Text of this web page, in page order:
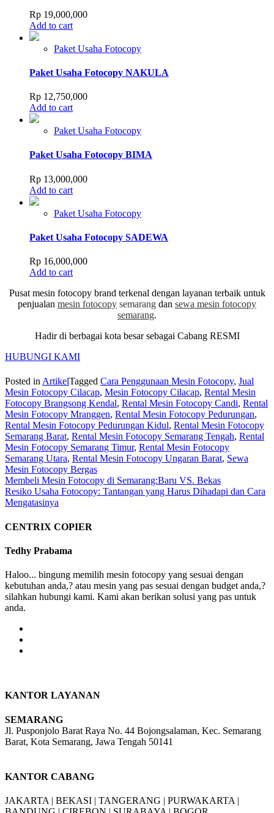
Rp 19,000,000
Add to cart
Paket Usaha Fotocopy
Paket Usaha Fotocopy NAKULA
Rp 12,750,000
Add to cart
Paket Usaha Fotocopy
Paket Usaha Fotocopy BIMA
Rp 13,000,000
Add to cart
Paket Usaha Fotocopy
Paket Usaha Fotocopy SADEWA
Rp 16,000,000
Add to cart
Pusat mesin fotocopy brand terkenal dengan layanan terbaik untuk
penjualan mesin fotocopy semarang dan sewa mesin fotocopy
semarang.
Hadir di berbagai kota besar sebagai Cabang RESMI
HUBUNGI KAMI
Posted in ArtikelTagged Cara Penggunaan Mesin Fotocopy, Jual
Mesin Fotocopy Cilacap, Mesin Fotocopy Cilacap, Rental Mesin
Fotocopy Brangsong Kendal, Rental Mesin Fotocopy Candi, Rental
Mesin Fotocopy Mranggen, Rental Mesin Fotocopy Pedurungan,
Rental Mesin Fotocopy Pedurungan Kidul, Rental Mesin Fotocopy
Semarang Barat, Rental Mesin Fotocopy Semarang Tengah, Rental
Mesin Fotocopy Semarang Timur, Rental Mesin Fotocopy
Semarang Utara, Rental Mesin Fotocopy Ungaran Barat, Sewa
Mesin Fotocopy Bergas
Post
navigation
Membeli Mesin Fotocopy di Semarang:Baru VS. Bekas
Resiko Usaha Fotocopy: Tantangan yang Harus Dihadapi dan Cara
Mengatasinya
CENTRIX COPIER
Tedhy Prabama
Haloo... bingung memilih mesin fotocopy yang sesuai dengan
kebutuhan anda,? atau mesin yang pas sesuai dengan budget anda,?
silahkan hubungi kami. Kami akan berikan solusi yang pas untuk
anda.
KANTOR LAYANAN
SEMARANG
Jl. Pusponjolo Barat Raya No. 44 Bojongsalaman, Kec. Semarang
Barat, Kota Semarang, Jawa Tengah 50141
KANTOR CABANG
JAKARTA | BEKASI | TANGERANG | PURWAKARTA |